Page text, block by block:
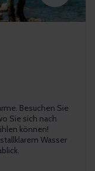
Besuchen Sie
Sie sich nach
können!
Wasser